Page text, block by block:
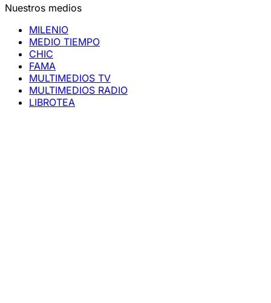
Nuestros medios
MILENIO
MEDIO TIEMPO
CHIC
FAMA
MULTIMEDIOS TV
MULTIMEDIOS RADIO
LIBROTEA